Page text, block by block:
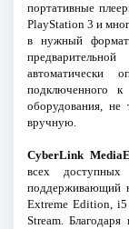
портативные
PlayStation 3 и
в нужный формат
автоматически
подключенного
оборудования, не
вручную.
CyberLink
всех доступных
поддерживающий
Extreme Edition,
Stream. Благодаря